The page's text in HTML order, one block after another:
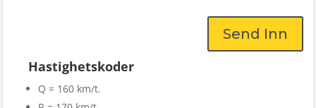
Send Inn
Hastighetskoder
Q = 160 km/t.